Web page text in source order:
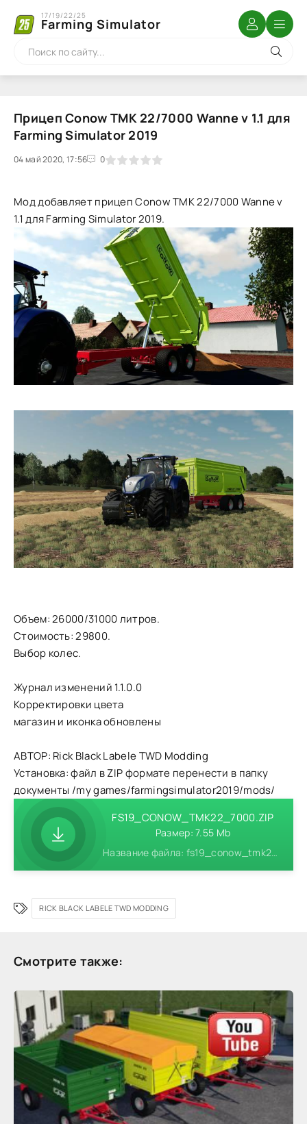
Farming Simulator
17/19/22/25
Прицеп Conow TMK 22/7000 Wanne v 1.1 для
Farming Simulator 2019
04 май 2020, 17:56 0
1 2 3 4 5
Мод добавляет прицеп Conow TMK 22/7000 Wanne v
1.1 для Farming Simulator 2019.
Объем: 26000/31000 литров.
Стоимость: 29800.
Выбор колес.
Журнал изменений 1.1.0.0
Корректировки цвета
магазин и иконка обновлены
АВТОР: Rick Black Labele TWD Modding
Установка: файл в ZIP формате перенести в папку
документы /my games/farmingsimulator2019/mods/
FS19_CONOW_TMK22_7000.ZIP
Размер: 7.55 Mb
Название файла: fs19_conow_tmk22_7000.zip
RICK BLACK LABELE TWD MODDING
Смотрите также: